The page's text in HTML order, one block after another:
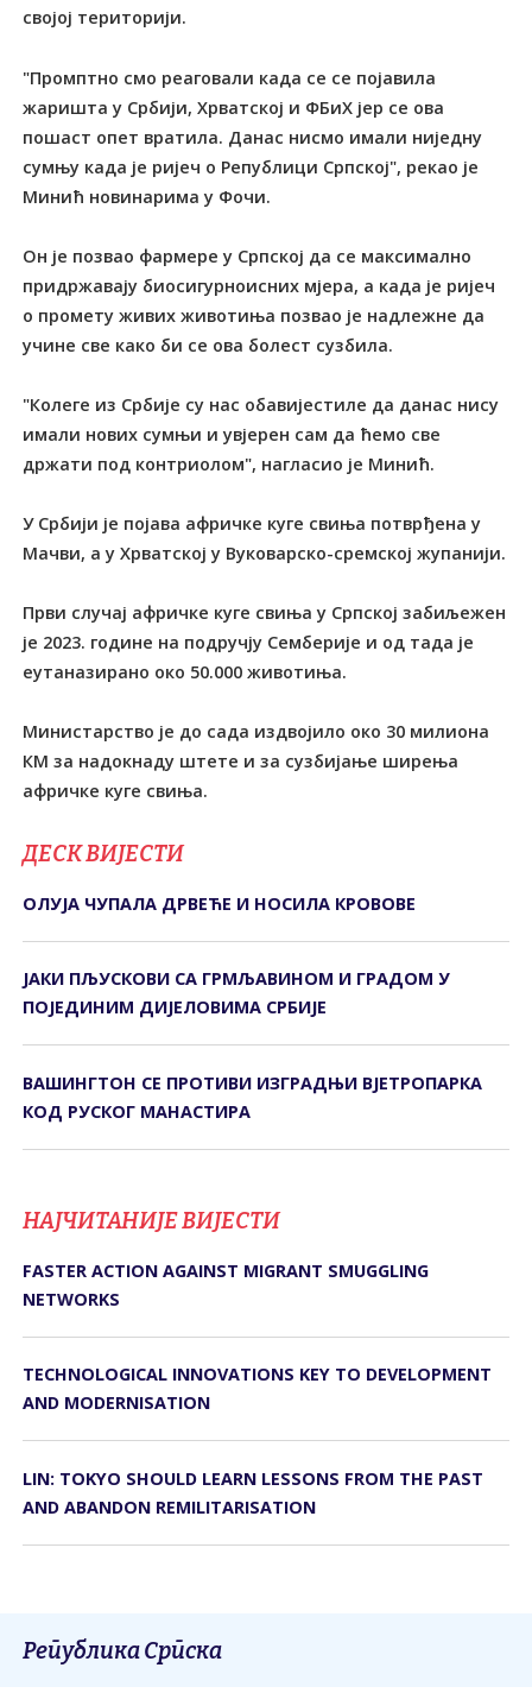
својој територији.
"Промптно смо реаговали када се се појавила
жаришта у Србији, Хрватској и ФБиХ јер се ова
пошаст опет вратила. Данас нисмо имали ниједну
сумњу када је ријеч о Републици Српској", рекао је
Минић новинарима у Фочи.
Он је позвао фармере у Српској да се максимално
придржавају биосигурноисних мјера, а када је ријеч
о промету живих животиња позвао је надлежне да
учине све како би се ова болест сузбила.
"Колеге из Србије су нас обавијестиле да данас нису
имали нових сумњи и увјерен сам да ћемо све
држати под контриолом", нагласио је Минић.
У Србији је појава афричке куге свиња потврђена у
Мачви, а у Хрватској у Вуковарско-сремској жупанији.
Први случај афричке куге свиња у Српској забиљежен
је 2023. године на подручју Семберије и од тада је
еутаназирано око 50.000 животиња.
Министарство је до сада издвојило око 30 милиона
КМ за надокнаду штете и за сузбијање ширења
афричке куге свиња.
ДЕСК ВИЈЕСТИ
ОЛУЈА ЧУПАЛА ДРВЕЋЕ И НОСИЛА КРОВОВЕ
ЈАКИ ПЉУСКОВИ СА ГРМЉАВИНОМ И ГРАДОМ У
ПОЈЕДИНИМ ДИЈЕЛОВИМА СРБИЈЕ
ВАШИНГТОН СЕ ПРОТИВИ ИЗГРАДЊИ ВЈЕТРОПАРКА
КОД РУСКОГ МАНАСТИРА
НАЈЧИТАНИЈЕ ВИЈЕСТИ
FASTER ACTION AGAINST MIGRANT SMUGGLING
NETWORKS
TECHNOLOGICAL INNOVATIONS KEY TO DEVELOPMENT
AND MODERNISATION
LIN: TOKYO SHOULD LEARN LESSONS FROM THE PAST
AND ABANDON REMILITARISATION
Република Српска